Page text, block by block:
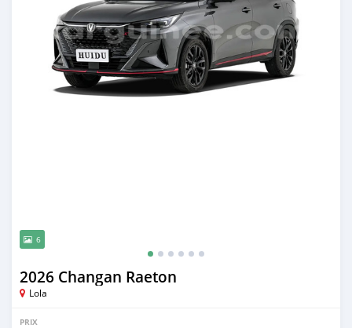
6
2026 Changan Raeton
Lola
PRIX